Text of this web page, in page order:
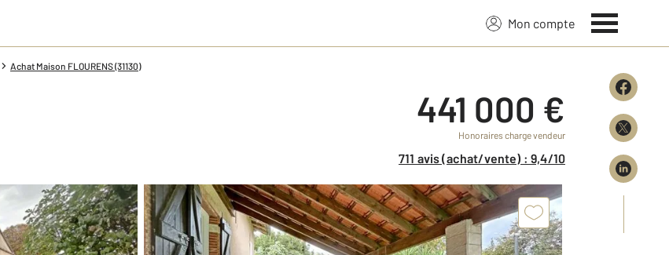
Mon compte
Achat Maison FLOURENS (31130)
441 000 €
Honoraires charge vendeur
711 avis (achat/vente) : 9,4/10